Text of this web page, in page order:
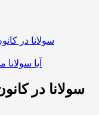
سولانا در
آیا
سولانا در